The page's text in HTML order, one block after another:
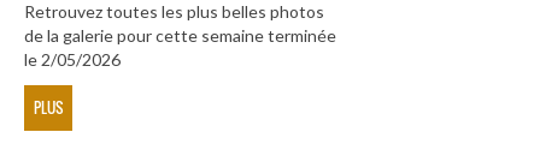
Retrouvez toutes les plus belles photos
de la galerie pour cette semaine terminée
le 2/05/2026
PLUS